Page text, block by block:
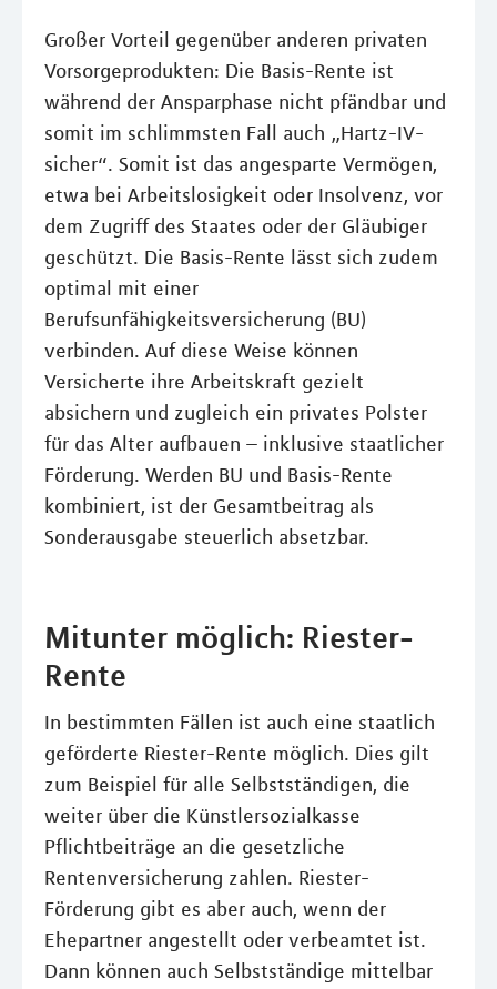
Großer Vorteil gegenüber anderen privaten
Vorsorgeprodukten: Die Basis-Rente ist
während der Ansparphase nicht pfändbar und
somit im schlimmsten Fall auch „Hartz-IV-
sicher“. Somit ist das angesparte Vermögen,
etwa bei Arbeitslosigkeit oder Insolvenz, vor
dem Zugriff des Staates oder der Gläubiger
geschützt. Die Basis-Rente lässt sich zudem
optimal mit einer
Berufsunfähigkeitsversicherung (BU)
verbinden. Auf diese Weise können
Versicherte ihre Arbeitskraft gezielt
absichern und zugleich ein privates Polster
für das Alter aufbauen – inklusive staatlicher
Förderung. Werden BU und Basis-Rente
kombiniert, ist der Gesamtbeitrag als
Sonderausgabe steuerlich absetzbar.
Mitunter möglich: Riester-
Rente
In bestimmten Fällen ist auch eine staatlich
geförderte Riester-Rente möglich. Dies gilt
zum Beispiel für alle Selbstständigen, die
weiter über die Künstlersozialkasse
Pflichtbeiträge an die gesetzliche
Rentenversicherung zahlen. Riester-
Förderung gibt es aber auch, wenn der
Ehepartner angestellt oder verbeamtet ist.
Dann können auch Selbstständige mittelbar